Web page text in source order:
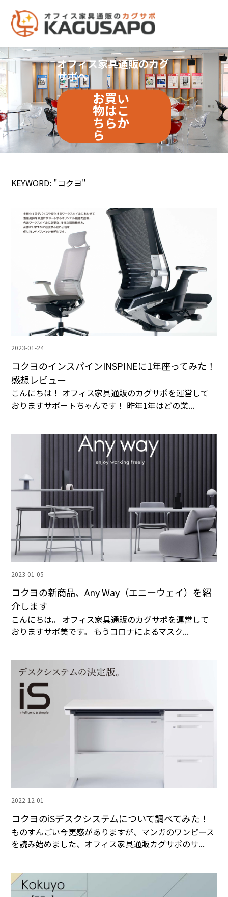
オフィス家具通販のカグ
サポへ
お買い
物はこ
ちらか
ら
KEYWORD: "コクヨ"
2023-01-24
コクヨのインスパインINSPINEに1年座ってみた！
感想レビュー
こんにちは！ オフィス家具通販のカグサポを運営して
おりますサポートちゃんです！ 昨年1年はどの業...
2023-01-05
コクヨの新商品、Any Way（エニーウェイ）を紹
介します
こんにちは。 オフィス家具通販のカグサポを運営して
おりますサポ美です。 もうコロナによるマスク...
2022-12-01
コクヨのiSデスクシステムについて調べてみた！
ものすんごい今更感がありますが、マンガのワンピース
を読み始めました、オフィス家具通販カグサポのサ...